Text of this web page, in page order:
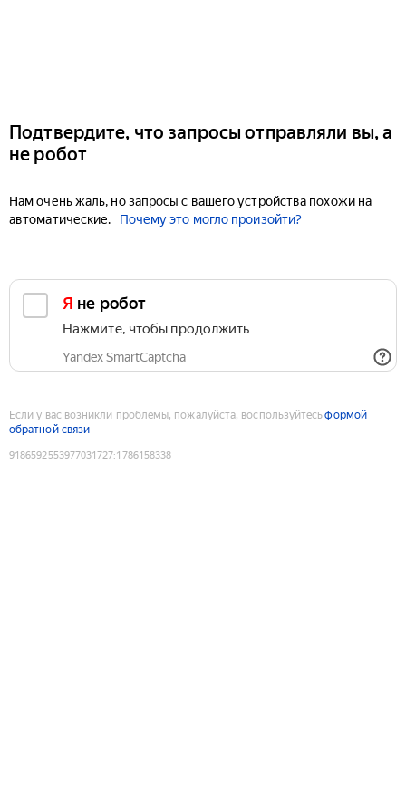
Подтвердите, что запросы отправляли вы, а
не робот
Нам очень жаль, но запросы с вашего устройства похожи на
автоматические.
Почему это могло произойти?
Я не робот
Нажмите, чтобы продолжить
Yandex SmartCaptcha
Если у вас возникли проблемы, пожалуйста, воспользуйтесьформой
обратной связи
9186592553977031727:1786158338